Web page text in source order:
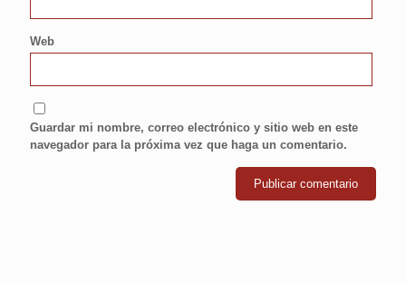
Web
Guardar mi nombre, correo electrónico y sitio web en este
navegador para la próxima vez que haga un comentario.